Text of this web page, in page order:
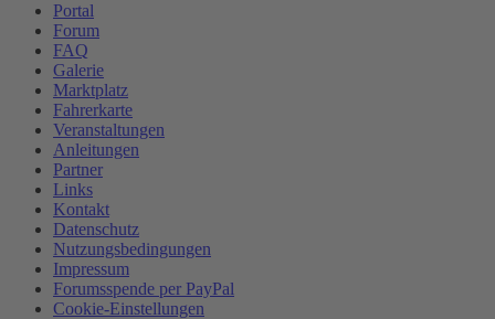
Portal
Forum
FAQ
Galerie
Marktplatz
Fahrerkarte
Veranstaltungen
Anleitungen
Partner
Links
Kontakt
Datenschutz
Nutzungsbedingungen
Impressum
Forumsspende per PayPal
Cookie-Einstellungen